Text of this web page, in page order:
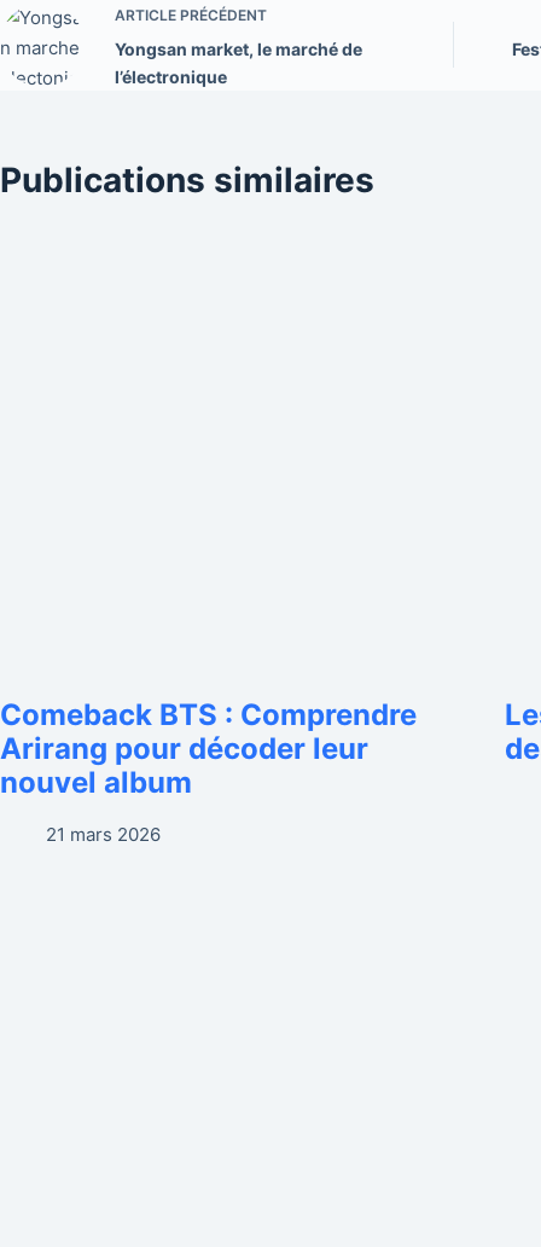
ARTICLE PRÉCÉDENT
Yongsan market, le marché de
l’électronique
Publications similaires
Comeback BTS : Comprendre
Arirang pour décoder leur
nouvel album
21 mars 2026